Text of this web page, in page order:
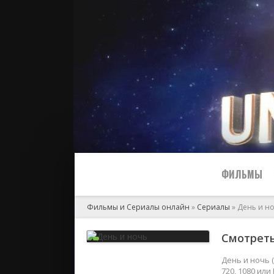
ФИЛЬМЫ
2024
Фильмы и Сериалы онлайн » Сериалы » День и
День и ночь
720, 1080